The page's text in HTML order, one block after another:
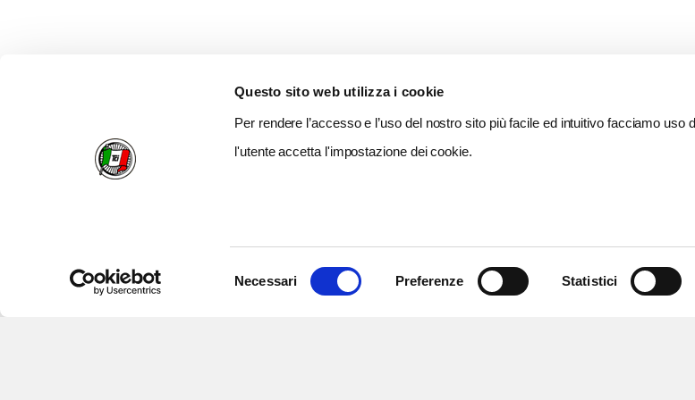
Questo sito web utilizza i cookie
Per rendere l’accesso e l’uso del nostro sito più facile ed intuitivo facciamo uso
l'utente accetta l'impostazione dei cookie.
Necessari Preferenze Statistici